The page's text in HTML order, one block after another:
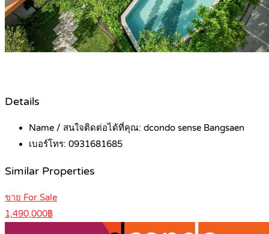
Details
Name / สนใจติดต่อได้ที่คุณ: dcondo sense Bangsaen
เบอร์โทร: 0931681685
Similar Properties
ขาย For Sale
1,490,000฿